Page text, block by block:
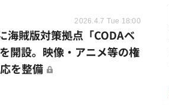
2026.4.7 Tue 18:00
海賊版対策拠点「CODAベ
開設。映像・アニメ等の権
を整備